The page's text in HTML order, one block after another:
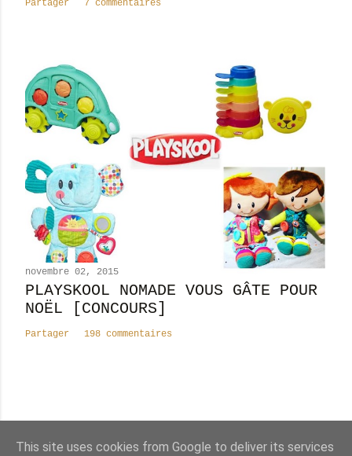
i
Partager 7 commentaires
novembre 02, 2015
PLAYSKOOL NOMADE VOUS GÂTE POUR
NOËL [CONCOURS]
Partager 198 commentaires
This site uses cookies from Google to deliver its services